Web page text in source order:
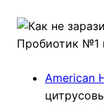
Пробиотик
American